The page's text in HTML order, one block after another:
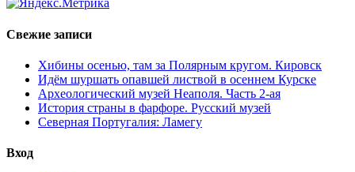
Свежие записи
Хибины осенью, там за Полярным кругом. Кировск
Идём шуршать опавшей листвой в осеннем Курске
Археологический музей Неаполя. Часть 2-ая
История страны в фарфоре. Русский музей
Северная Португалия: Ламегу
Вход